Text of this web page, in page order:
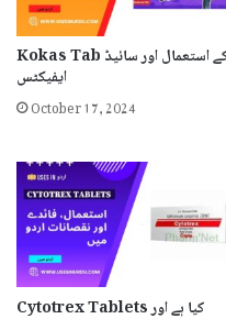
Kokas Tab کے استعمال اور سائیڈ
ایفیکٹس
October 17, 2024
Cytotrex Tablets کیا ہے اور